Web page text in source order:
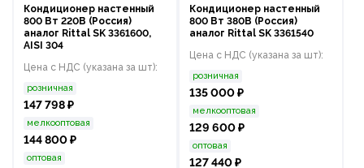
Кондиционер настенный
800 Вт 220В (Россия)
аналог Rittal SK 3361600,
AISI 304
Цена с НДС (указана за шт):
розничная
147 798 ₽
мелкооптовая
144 800 ₽
оптовая
Кондиционер настенный
800 Вт 380В (Россия)
аналог Rittal SK 3361540
Цена с НДС (указана за шт):
розничная
135 000 ₽
мелкооптовая
129 600 ₽
оптовая
127 440 ₽